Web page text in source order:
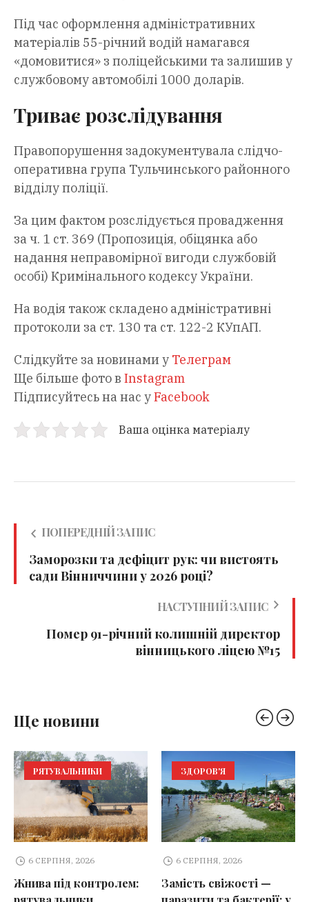
Під час оформлення адміністративних
матеріалів 55-річний водій намагався
«домовитися» з поліцейськими та залишив у
службовому автомобілі 1000 доларів.
Триває розслідування
Правопорушення задокументувала слідчо-
оперативна група Тульчинського районного
відділу поліції.
За цим фактом розслідується провадження
за ч. 1 ст. 369 (Пропозиція, обіцянка або
надання неправомірної вигоди службовій
особі) Кримінального кодексу України.
На водія також складено адміністративні
протоколи за ст. 130 та ст. 122-2 КУпАП.
Слідкуйте за новинами у Телеграм
Ще більше фото в Instagram
Підписуйтесь на нас уFacebook
Ваша оцінка матеріалу
ПОПЕРЕДНІЙ ЗАПИС
Заморозки та дефіцит рук: чи вистоять
сади Вінниччини у 2026 році?
НАСТУПНИЙ ЗАПИС
Помер 91-річний колишній директор
вінницького ліцею №15
Ще новини
РЯТУВАЛЬНИКИ
6 СЕРПНЯ, 2026
Жнива під контролем:
ЗДОРОВ'Я
6 СЕРПНЯ, 2026
Замість свіжості —